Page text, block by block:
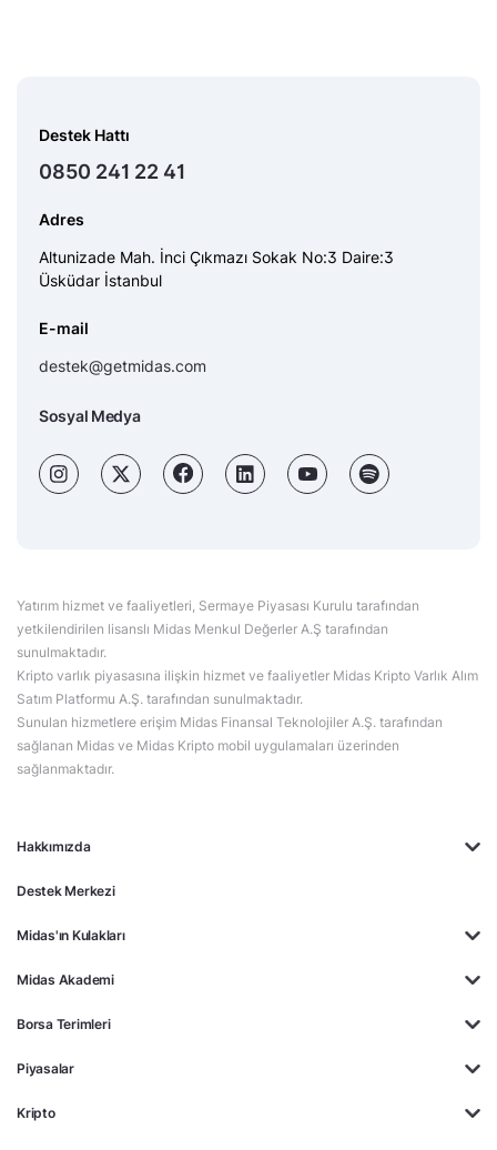
Hakkımızda
Destek Merkezi
Midas'ın Kulakları
Midas Akademi
Borsa Terimleri
Piyasalar
Kripto
Destek Hattı
0850 241 22 41
Adres
Altunizade Mah. İnci Çıkmazı Sokak No:3 Daire:3
Üsküdar İstanbul
E-mail
destek@getmidas.com
Sosyal Medya
Yatırım hizmet ve faaliyetleri, Sermaye Piyasası Kurulu tarafından
yetkilendirilen lisanslı Midas Menkul Değerler A.Ş tarafından
sunulmaktadır.
Kripto varlık piyasasına ilişkin hizmet ve faaliyetler Midas Kripto Varlık Alım
Satım Platformu A.Ş. tarafından sunulmaktadır.
Sunulan hizmetlere erişim Midas Finansal Teknolojiler A.Ş. tarafından
sağlanan Midas ve Midas Kripto mobil uygulamaları üzerinden
sağlanmaktadır.